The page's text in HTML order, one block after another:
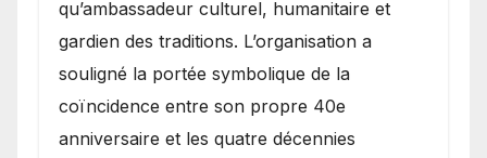
qu’ambassadeur culturel, humanitaire et
gardien des traditions. L’organisation a
souligné la portée symbolique de la
coïncidence entre son propre 40e
anniversaire et les quatre décennies